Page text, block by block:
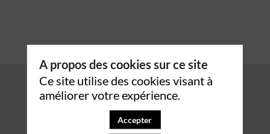
A propos des cookies sur ce site
Ce site utilise des cookies visant à
améliorer votre expérience.
Accepter